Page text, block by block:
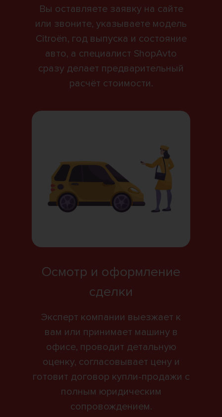
Вы оставляете заявку на сайте
или звоните, указываете модель
Citroën, год выпуска и состояние
авто, а специалист ShopAvto
сразу делает предварительный
расчёт стоимости.
Осмотр и оформление
сделки
Эксперт компании выезжает к
вам или принимает машину в
офисе, проводит детальную
оценку, согласовывает цену и
готовит договор купли-продажи с
полным юридическим
сопровождением.